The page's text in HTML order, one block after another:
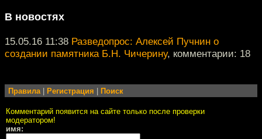
В новостях
15.05.16 11:38 Разведопрос: Алексей Пучнин о
создании памятника Б.Н. Чичерину, комментарии: 18
Правила| Регистрация Поиск
Комментарий появится на сайте только после проверки
модератором!
имя: